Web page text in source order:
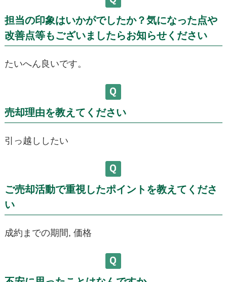
担当の印象はいかがでしたか？気になった点や
改善点等もございましたらお知らせください
たいへん良いです。
売却理由を教えてください
引っ越ししたい
ご売却活動で重視したポイントを教えてくださ
い
成約までの期間, 価格